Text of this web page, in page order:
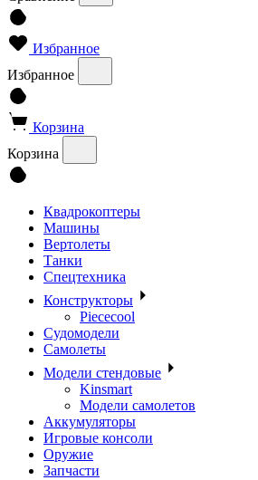
Избранное
Избранное
Корзина
Корзина
Квадрокоптеры
Машины
Вертолеты
Танки
Спецтехника
Конструкторы
Piececool
Судомодели
Самолеты
Модели стендовые
Kinsmart
Модели самолетов
Аккумуляторы
Игровые консоли
Оружие
Запчасти